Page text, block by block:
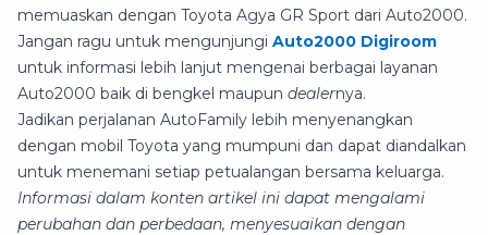
memuaskan dengan Toyota Agya GR Sport dari Auto2000.
Jangan ragu untuk mengunjungi Auto2000 Digiroom
untuk informasi lebih lanjut mengenai berbagai layanan
Auto2000 baik di bengkel maupun dealernya.
Jadikan perjalanan AutoFamily lebih menyenangkan
dengan mobil Toyota yang mumpuni dan dapat diandalkan
untuk menemani setiap petualangan bersama keluarga.
Informasi dalam konten artikel ini dapat mengalami
perubahan dan perbedaan, menyesuaikan dengan